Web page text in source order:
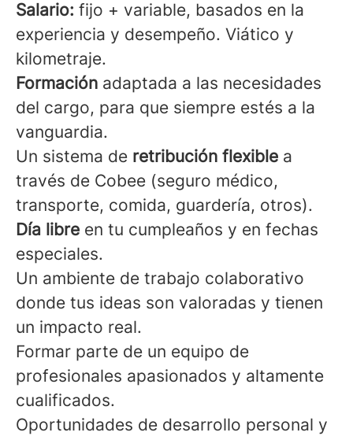
Salario: fijo + variable, basados en la
experiencia y desempeño. Viático y
kilometraje.
Formación adaptada a las necesidades
del cargo, para que siempre estés a la
vanguardia.
Un sistema de retribución flexible a
través de Cobee (seguro médico,
transporte, comida, guardería, otros).
Día libre en tu cumpleaños y en fechas
especiales.
Un ambiente de trabajo colaborativo
donde tus ideas son valoradas y tienen
un impacto real.
Formar parte de un equipo de
profesionales apasionados y altamente
cualificados.
Oportunidades de desarrollo personal y